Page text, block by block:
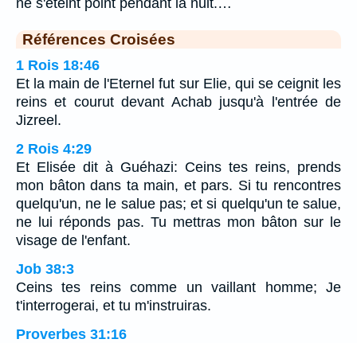
Références Croisées
1 Rois 18:46
Et la main de l'Eternel fut sur Elie, qui se ceignit les
reins et courut devant Achab jusqu'à l'entrée de
Jizreel.
2 Rois 4:29
Et Elisée dit à Guéhazi: Ceins tes reins, prends
mon bâton dans ta main, et pars. Si tu rencontres
quelqu'un, ne le salue pas; et si quelqu'un te salue,
ne lui réponds pas. Tu mettras mon bâton sur le
visage de l'enfant.
Job 38:3
Ceins tes reins comme un vaillant homme; Je
t'interrogerai, et tu m'instruiras.
Proverbes 31:16